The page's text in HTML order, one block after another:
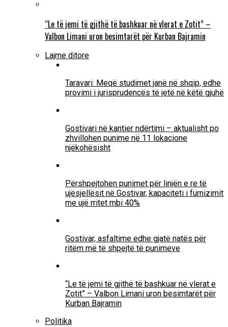
“Le të jemi të gjithë të bashkuar në vlerat e Zotit” –
Valbon Limani uron besimtarët për Kurban Bajramin
Lajme ditore
Taravari: Meqë studimet janë në shqip, edhe
provimi i jurisprudencës të jetë në këtë gjuhë
Gostivari në kantier ndërtimi – aktualisht po
zhvillohen punime në 11 lokacione
njëkohësisht
Përshpejtohen punimet për linjën e re të
ujësjellësit në Gostivar, kapaciteti i furnizimit
me ujë rritet mbi 40%
Gostivar, asfaltime edhe gjatë natës për
ritëm më të shpejtë të punimeve
“Le të jemi të gjithë të bashkuar në vlerat e
Zotit” – Valbon Limani uron besimtarët për
Kurban Bajramin
Politika